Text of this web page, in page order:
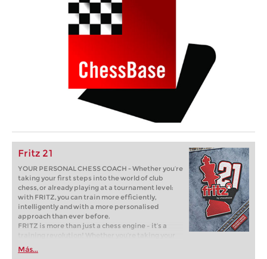
Fritz 21
YOUR PERSONAL CHESS COACH - Whether you’re
taking your first steps into the world of club
chess, or already playing at a tournament level:
with FRITZ, you can train more efficiently,
intelligently and with a more personalised
approach than ever before.
FRITZ is more than just a chess engine – it’s a
training revolution! Whether you’re taking your
first steps into the world of club chess, or already
playing at a tournament level: with FRITZ, you can
Más...